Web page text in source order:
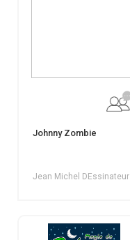
Johnny Zombie
Jean Michel DEssinateur